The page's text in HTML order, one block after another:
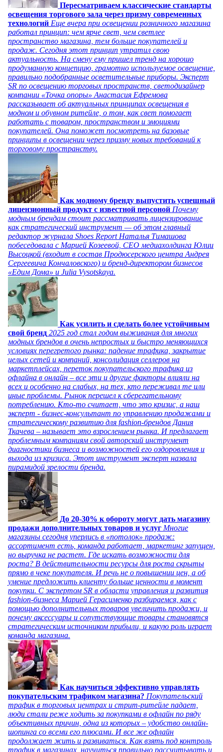
Пересматриваем классические стандарты
освещения торгового зала через призму современных
технологий Еще вчера при освещении розничного магазина
работал принцип: чем ярче свет, чем светлее
пространство магазина, тем больше покупателей и
продаж. Сегодня этот принцип утратил свою
актуальность. На смену ему пришел тренд на хорошо
продуманную концепцию, грамотно используемое освещение,
правильно подобранные осветительные приборы. Эксперт
SR по освещению торговых пространств, светодизайнер
компании «Точка опоры» Анастасия Ефремова
рассказывает об актуальных принципах освещения в
модном и обувном ритейле, о том, как свет помогает
работать с товаром, пространством и эмоциями
покупателей. Она поможет посмотреть на базовые
принципы в освещении через призму новых требований к
торговому пространству.
Как модному бренду выпустить успешный
лицензионный продукт с известной персоной Почему
модным брендам стоит рассматривать лицензирование
как стратегический инструмент — об этом главный
редактор журнала Shoes Report Наталья Тимашова
побеседовала с Марией Козеевой, СЕО медиахолдинга Юлии
Высоцкой (входит в состав Продюсерского центра Андрея
Сергеевича Кончаловского) и бренд-директором бизнесов
«Едим Дома» и Julia Vysotskaya.
Как усилить и сделать более устойчивым
свой бренд 2025 год стал годом выживания для многих
модных брендов в очень непростых и быстро меняющихся
условиях перегретого рынка: падение трафика, закрытие
целых сетей и компаний, консолидация селлеров на
маркетплейсах, переток покупательского трафика из
офлайна в онлайн – все эти и другие факторы влияли на
всех и особенно на слабых, на тех, кто переживал те или
иные проблемы. Рынок перешел к сберегательному
потреблению. Кто-то считает, что это кризис, а наш
эксперт - бизнес-консультант по управлению продажами и
стратегическому развитию для fashion-брендов Дания
Ткачева – называет это взрослением рынка. И предлагает
проблемным компаниям свой авторский инструмент
диагностики бизнеса и возможностей его оздоровления и
выхода из кризиса. Этот инструмент эксперт назвала
пирамидой зрелости бренда.
До 20-30% к обороту могут дать магазину
продажи дополнительных товаров и услуг Многие
магазины сегодня уперлись в «потолок» продаж:
ассортимент есть, команда работает, маркетинг запущен,
но выручка не растет. Где искать возможности для
роста? В действительности ресурсы для роста скрыты
прямо в чеке покупателя. И речь не о повышении цен, а об
умение предложить клиенту больше ценности в момент
покупки. С экспертом SR в области управления и развития
fashion-бизнеса Марией Герасименко разбираемся, как с
помощью дополнительных товаров увеличить продажи, и
почему аксессуары и сопутствующие товары становятся
стратегическим источником прибыли, и какую роль играет
команда магазина.
Как научиться эффективно управлять
покупательским трафиком магазина? Покупательский
трафик в торговых центрах и стрит-ритейле падает,
люди стали реже ходить за покупками в офлайн по ряду
объективных причин, одна из которых – удобство онлайн-
шопинга со всеми его плюсами. И все же офлайн
продолжает жить и развиваться. Как взять под контроль
трафик в магазинах, научиться правильно рассчитывать и